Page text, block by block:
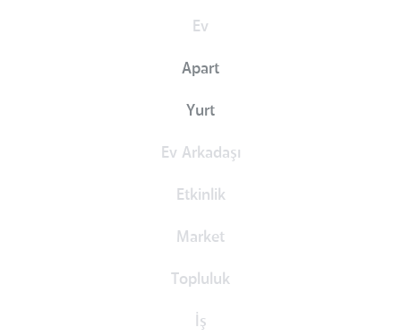
Ev
Apart
Yurt
Ev Arkadaşı
Etkinlik
Market
Topluluk
İş